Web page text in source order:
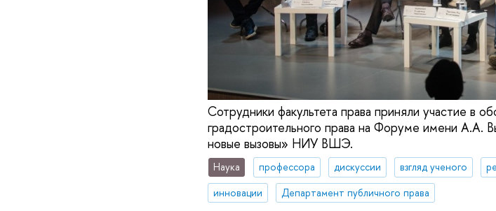
Сотрудники факультета права приняли участие в
градостроительного права на Форуме имени А.А.
новые вызовы» НИУ ВШЭ.
Наука профессора дискуссии взгляд ученого
инновации
Департамент публичного права